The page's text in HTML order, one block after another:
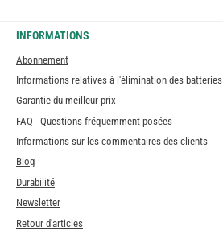
INFORMATIONS
Abonnement
Informations relatives à l'élimination des batteries
Garantie du meilleur prix
FAQ - Questions fréquemment posées
Informations sur les commentaires des clients
Blog
Durabilité
Newsletter
Retour d'articles